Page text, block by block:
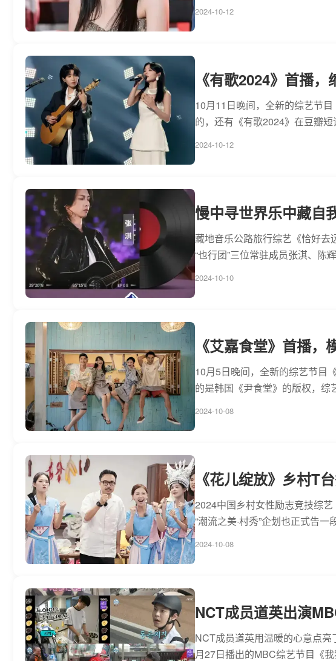
2024-10-12
《有歌2024》首播，
10月11日晚间，全新的综艺节
的，还有《有歌2024》在豆瓣
2024-10-12
慢中寻世界乐中藏自
藏地音乐公路旅行综艺《恰好去
“也行团”三位常驻成员张淇、陈
2024-10-10
《艾嘉食堂》首播
10月5日晚间，全新的综艺节目
的是韩国《尹食堂》的版权，综
2024-10-08
《花儿绽放》乡村T
2024中国乡村女性励志竞技综
“潮流之美·村秀”企划也正式告
2024-10-08
NCT成员道英出演
NCT成员道英用温暖的心意点
月27日播出的MBC综艺节目《